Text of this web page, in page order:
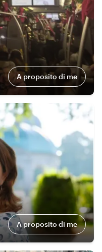
A proposito di me
A proposito di me